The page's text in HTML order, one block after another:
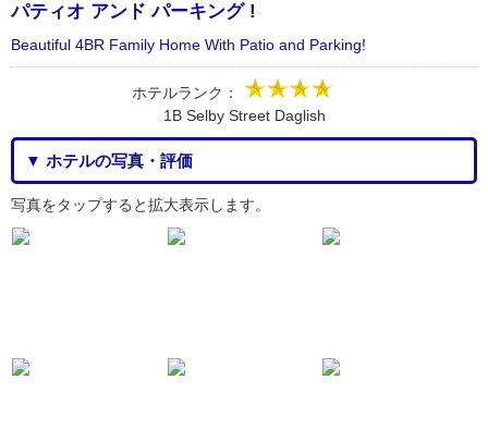
パティオ アンド パーキング !
Beautiful 4BR Family Home With Patio and Parking!
ホテルランク：
1B Selby Street Daglish
▼ ホテルの写真・評価
写真をタップすると拡大表示します。